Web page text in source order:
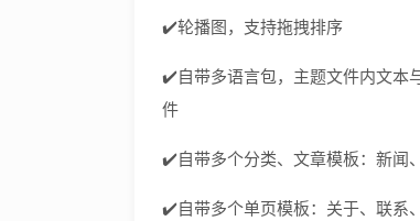
✔️轮播图，支持拖拽排序
✔️自带多语言包，主题文件内文本
件
✔️自带多个分类、文章模板：新闻
✔️自带多个单页模板：关于、联系